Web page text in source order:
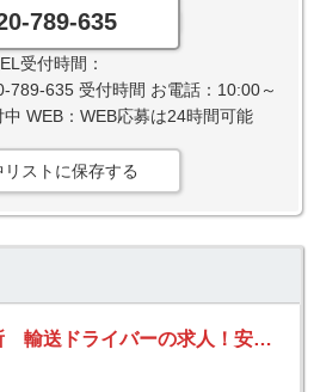
789-635
受付時間：
789-635 受付時間 お電話：10:00～
WEB：WEB応募は24時間可能
リストに保存する
佐川急便 大館営業所 輸送ドライバーの求人！安定収入と働きがい！大手の佐川急便で長期的に活躍できるチャンス♪